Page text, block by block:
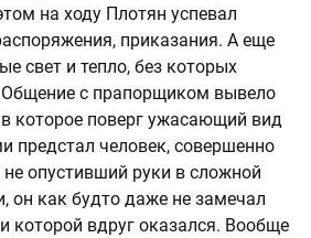
на ходу Плотян успевал
приказания. А еще
свет и тепло, без которых
с прапорщиком вывело
в которое поверг ужасающий вид
предстал человек, совершенно
опустивший руки в сложной
он как будто даже не замечал
которой вдруг оказался. Вообще